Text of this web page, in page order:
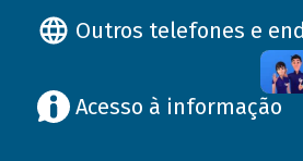
Outros telefones e
Acesso à informação